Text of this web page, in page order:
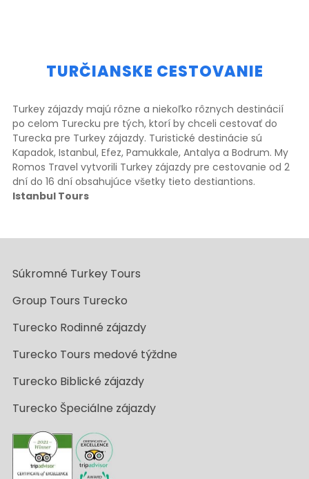
TURČIANSKE CESTOVANIE
Turkey zájazdy majú rôzne a niekoľko rôznych destinácií
po celom Turecku pre tých, ktorí by chceli cestovať do
Turecka pre Turkey zájazdy. Turistické destinácie sú
Kapadok, Istanbul, Efez, Pamukkale, Antalya a Bodrum. My
Romos Travel vytvorili Turkey zájazdy pre cestovanie od 2
dní do 16 dní obsahujúce všetky tieto destiantions.
Istanbul Tours
Súkromné Turkey Tours
Group Tours Turecko
Turecko Rodinné zájazdy
Turecko Tours medové týždne
Turecko Biblické zájazdy
Turecko Špeciálne zájazdy